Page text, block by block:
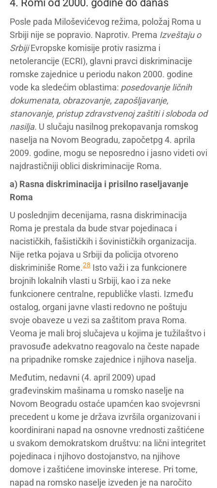
4. Romi od 2000. godine do danas
Posle pada Miloševićevog režima, položaj Roma u
Srbiji nije se popravio. Naprotiv. Prema Izveštaju o
SrbijiEvropske komisije protiv rasizma i
netolerancije (ECRI), glavni pravci diskriminacije
romske zajednice u periodu nakon 2000. godine
vode ka sledećim oblastima: posedovanje ličnih
dokumenata, obrazovanje, zapošljavanje,
stanovanje, pristup zdravstvenoj zaštiti i sloboda od
nasilja. U slučaju nasilnog prekopavanja romskog
naselja na Novom Beogradu, započetpg 4. aprila
2009. godine, mogu se neposredno i jasno videti ovi
najdrastičniji oblici diskriminacije Roma.
a) Rasna diskriminacija i prisilno raseljavanje
Roma
U poslednjim decenijama, rasna diskriminacija
Roma je prestala da bude stvar pojedinaca i
nacističkih, fašističkih i šovinističkih organizacija.
Nije retka pojava u Srbiji da policija otvoreno
diskriminiše Rome.28 Isto važi i za funkcionere
brojnih lokalnih vlasti u Srbiji, kao i za neke
funkcionere centralne, republičke vlasti. Između
ostalog, organi javne vlasti redovno ne poštuju
svoje obaveze u vezi sa zaštitom prava Roma.
Veoma je mali broj slučajeva u kojima je tužilaštvo i
pravosuđe adekvatno reagovalo na česte napade
na pripadnike romske zajednice i njihova naselja.
Međutim, nedavni (4. april 2009) upad
građevinskim mašinama u romsko naselje na
Novom Beogradu ostaće upamćen kao svojevrsni
precedent u kome je država izvršila organizovani i
koordinirani napad na osnovne vrednosti zaštićene
u svakom demokratskom društvu: na lični integritet
pojedinaca i njihovo dostojanstvo, na njihove
domove i zaštićene imovinske interese. Pri tome,
napad na romsko naselje izveden je na naročito